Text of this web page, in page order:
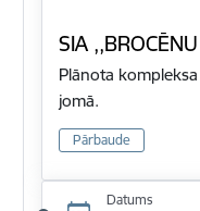
SIA
Plānota
jomā.
Pārbaude
Datums